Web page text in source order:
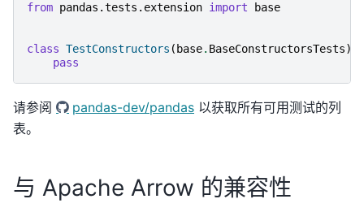
from pandas.tests.extension import base
class TestConstructors ( base. BaseConstructorsTests):
pass
请参阅 pandas-dev/pandas 以获取所有可用测试的列
表。
与 Apache Arrow 的兼容性